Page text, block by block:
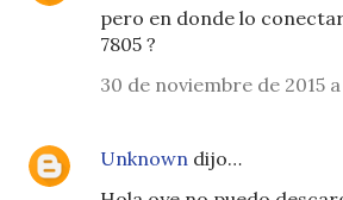
pero en donde lo
7805 ?
30 de noviembre de 2015 a
Unknown dijo…